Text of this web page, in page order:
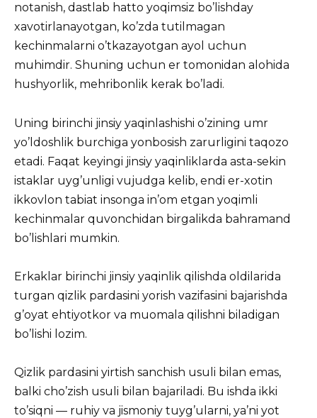
notanish, dastlab hatto yoqimsiz bo’lishday
xavotirlanayotgan, ko’zda tutilmagan
kechinmalarni o’tkazayotgan ayol uchun
muhimdir. Shuning uchun er tomonidan alohida
hushyorlik, mehribonlik kerak bo’ladi.
Uning birinchi jinsiy yaqinlashishi o’zining umr
yo’ldoshlik burchiga yonbosish zarurligini taqozo
etadi. Faqat keyingi jinsiy yaqinliklarda asta-sekin
istaklar uyg’unligi vujudga kelib, endi er-xotin
ikkovlon tabiat insonga in’om etgan yoqimli
kechinmalar quvonchidan birgalikda bahramand
bo’lishlari mumkin.
Erkaklar birinchi jinsiy yaqinlik qilishda oldilarida
turgan qizlik pardasini yorish vazifasini bajarishda
g’oyat ehtiyotkor va muomala qilishni biladigan
bo’lishi lozim.
Qizlik pardasini yirtish sanchish usuli bilan emas,
balki cho’zish usuli bilan bajariladi. Bu ishda ikki
to’siqni — ruhiy va jismoniy tuyg’ularni, ya’ni yot